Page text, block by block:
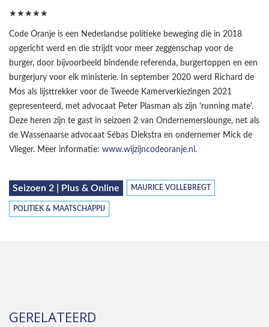
★★★★★
Code Oranje is een Nederlandse politieke beweging die in 2018
opgericht werd en die strijdt voor meer zeggenschap voor de
burger, door bijvoorbeeld bindende referenda, burgertoppen en een
burgerjury voor elk ministerie. In september 2020 werd Richard de
Mos als lijsttrekker voor de Tweede Kamerverkiezingen 2021
gepresenteerd, met advocaat Peter Plasman als zijn 'running mate'.
Deze heren zijn te gast in seizoen 2 van Ondernemerslounge, net als
de Wassenaarse advocaat Sébas Diekstra en ondernemer Mick de
Vlieger. Meer informatie: www.wijzijncodeoranje.nl .
Seizoen 2 | Plus & Online MAURICE VOLLEBREGT
POLITIEK & MAATSCHAPPIJ
GERELATEERD